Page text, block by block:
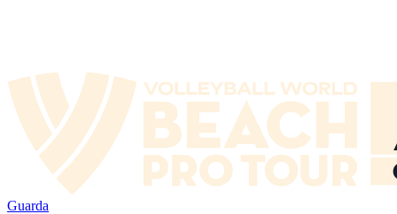
Guarda